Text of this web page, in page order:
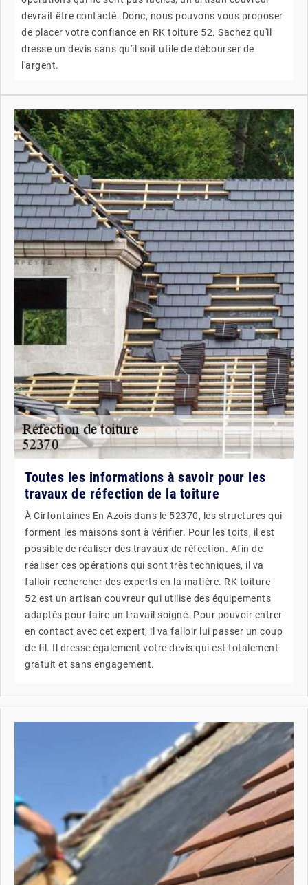
devrait être contacté. Donc, nous pouvons vous proposer
de placer votre confiance en RK toiture 52. Sachez qu'il
dresse un devis sans qu'il soit utile de débourser de
l'argent.
Toutes les informations à savoir pour les
travaux de réfection de la toiture
À Cirfontaines En Azois dans le 52370, les structures qui
forment les maisons sont à vérifier. Pour les toits, il est
possible de réaliser des travaux de réfection. Afin de
réaliser ces opérations qui sont très techniques, il va
falloir rechercher des experts en la matière. RK toiture
52 est un artisan couvreur qui utilise des équipements
adaptés pour faire un travail soigné. Pour pouvoir entrer
en contact avec cet expert, il va falloir lui passer un coup
de fil. Il dresse également votre devis qui est totalement
gratuit et sans engagement.